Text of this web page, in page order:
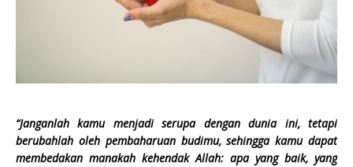
“Janganlah kamu menjadi serupa dengan dunia ini, tetapi
berubahlah oleh pembaharuan budimu, sehingga kamu dapat
membedakan manakah kehendak Allah: apa yang baik, yang